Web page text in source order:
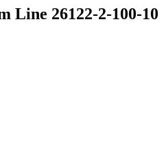
Line 26122-2-100-10